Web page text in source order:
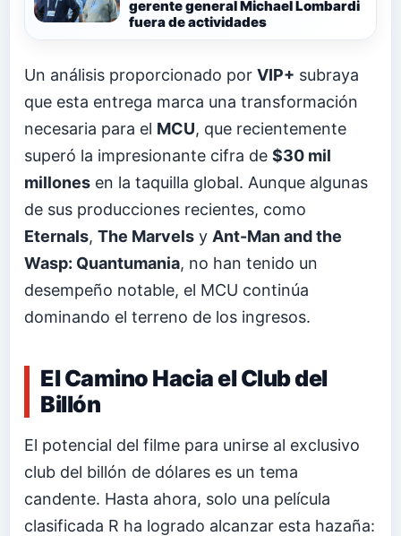
gerente general Michael Lombardi
fuera de actividades
Un análisis proporcionado por VIP+ subraya
que esta entrega marca una transformación
necesaria para el MCU, que recientemente
superó la impresionante cifra de $30 mil
millones en la taquilla global. Aunque algunas
de sus producciones recientes, como
Eternals, The Marvels y Ant-Man and the
Wasp: Quantumania, no han tenido un
desempeño notable, el MCU continúa
dominando el terreno de los ingresos.
El Camino Hacia el Club del
Billón
El potencial del filme para unirse al exclusivo
club del billón de dólares es un tema
candente. Hasta ahora, solo una película
clasificada R ha logrado alcanzar esta hazaña: